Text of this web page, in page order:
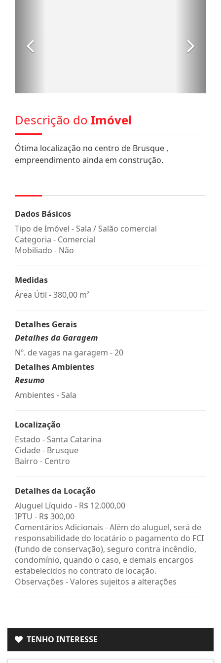
Descrição do Imóvel
Ótima localização no centro de Brusque ,
empreendimento ainda em construção.
Dados Básicos
Tipo de Imóvel - Sala / Salão comercial
Categoria - Comercial
Mobiliado - Não
Medidas
Área Útil - 380,00 m²
Detalhes Gerais
Detalhes da Garagem
Nº. de vagas na garagem - 20
Detalhes Ambientes
Resumo
Ambientes - Sala
Localização
Estado -Santa Catarina
Cidade - Brusque
Bairro - Centro
Detalhes da Locação
Aluguel Líquido - R$ 12.000,00
IPTU - R$ 300,00
Comentários Adicionais - Além do aluguel, será de
responsabilidade do locatário o pagamento do FCI
(fundo de conservação), seguro contra incêndio,
condomínio, quando o caso, e demais encargos
estabelecidos no contrato de locação.
Observações - Valores sujeitos a alterações
TENHO INTERESSE